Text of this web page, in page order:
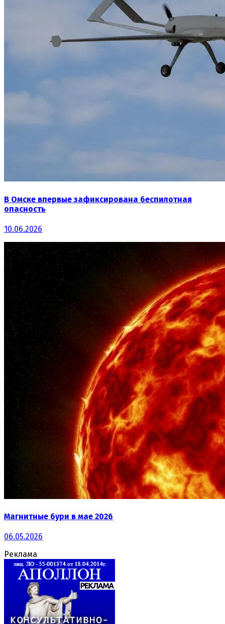
В Омске впервые зафиксирована беспилотная
опасность
10.06.2026
Магнитные бури в мае 2026
06.05.2026
Реклама